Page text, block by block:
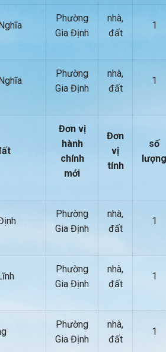
Phường
Gia Định
nhà,
đất
1
Phường
Gia Định
nhà,
đất
1
Đơn vị
hành
chính
mới
Đơn
vị
tính
số
lượng
Phường
Gia Định
nhà,
đất
1
Phường
Gia Định
nhà,
đất
1
Phường
Gia Định
nhà,
đất
1